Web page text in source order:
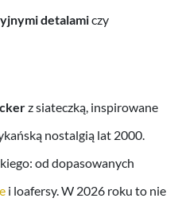
detalamiczy
z siateczką, inspirowane
nostalgią lat 2000.
od dopasowanych
i loafersy. W 2026 roku to nie